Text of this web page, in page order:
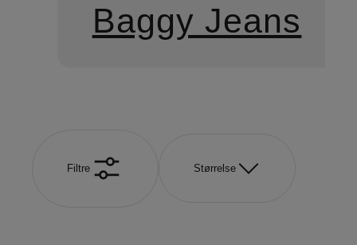
Baggy Jeans
Filtre Størrelse